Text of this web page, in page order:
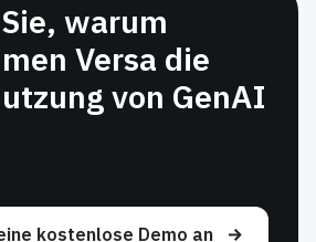
warum
Versa die
von GenAI
kostenlose Demo an